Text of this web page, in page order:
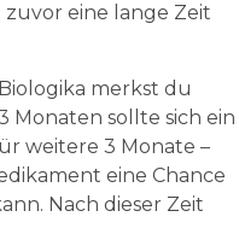
eine lange Zeit
merkst du
Monaten sollte sich ein
weitere 3 Monate –
eine Chance
Nach dieser Zeit